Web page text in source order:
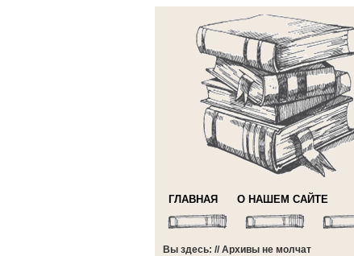
ГЛАВНАЯ О НАШЕМ САЙТЕ
Вы здесь: // Архивы не молчат